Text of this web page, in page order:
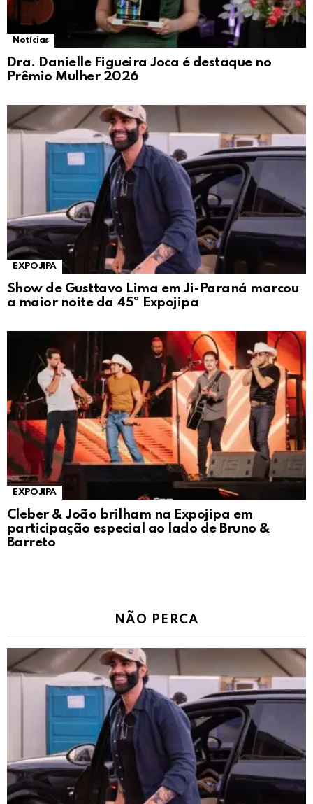
Notícias
Dra. Danielle Figueira Joca é destaque no
Prêmio Mulher 2026
EXPOJIPA
Show de Gusttavo Lima em Ji-Paraná marcou
a maior noite da 45ª Expojipa
EXPOJIPA
Cleber & João brilham na Expojipa em
participação especial ao lado de Bruno &
Barreto
NÃO PERCA